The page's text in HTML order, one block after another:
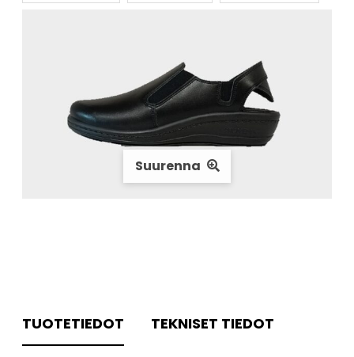
Suurenna
TUOTETIEDOT TEKNISET TIEDOT